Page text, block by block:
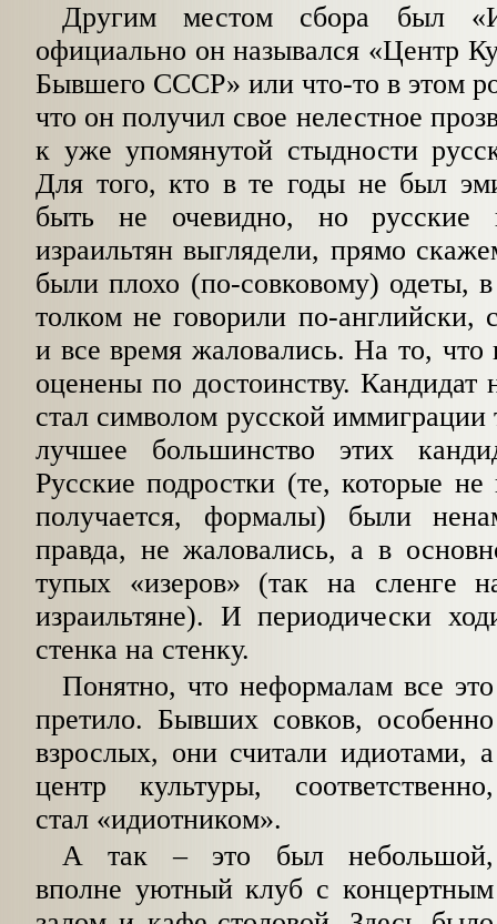
Другим местом сбора был
официально он назывался «Центр
Бывшего СССР» или что-то в этом
что он получил свое нелестное
к уже упомянутой стыдности
Для того, кто в те годы не был
быть не очевидно, но русские
израильтян выглядели, прямо
были плохо (по-совковому) одеты,
толком не говорили по-английски,
и все время жаловались. На то, что
оценены по достоинству. Кандидат
стал символом русской
лучшее большинство этих
Русские подростки (те, которые
получается, формалы) были
правда, не жаловались, а в
тупых «изеров» (так на сленге
израильтяне). И периодически
стенка на стенку.
Понятно, что неформалам все это
претило. Бывших совков, особенно
взрослых, они считали идиотами, а
центр культуры, соответственно,
стал «идиотником».
А так – это был небольшой,
вполне уютный клуб с концертным